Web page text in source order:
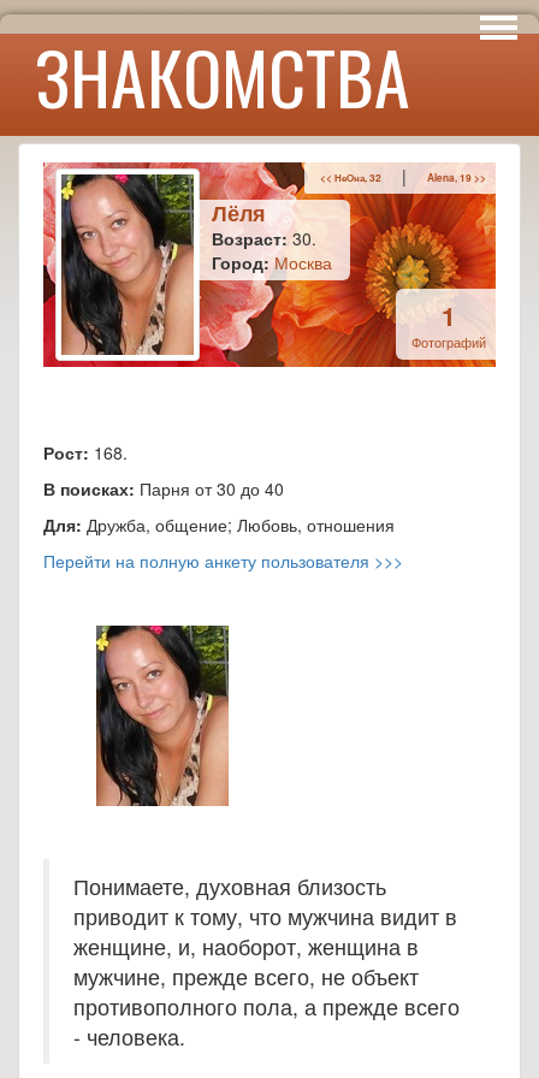
ЗНАКОМСТВА
Интересы
Юмор
Лёля
Возраст: 30.
Город: Москва
<< НеОна, 32 | Alena, 19 >>
1
Фотографий
Рост: 168.
В поисках: Парня от 30 до 40
Для: Дружба, общение; Любовь, отношения
Перейти на полную анкету пользователя >>>
Понимаете, духовная близость
приводит к тому, что мужчина видит в
женщине, и, наоборот, женщина в
мужчине, прежде всего, не объект
противополного пола, а прежде всего
- человека.